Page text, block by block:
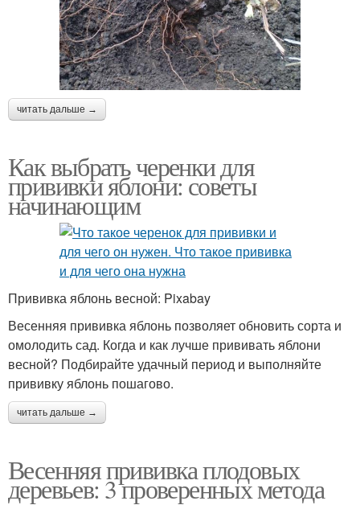
читать дальше →
Как выбрать черенки для
прививки яблони: советы
начинающим
Прививка яблонь весной: Pixabay
Весенняя прививка яблонь позволяет обновить сорта и
омолодить сад. Когда и как лучше прививать яблони
весной? Подбирайте удачный период и выполняйте
прививку яблонь пошагово.
читать дальше →
Весенняя прививка плодовых
деревьев: 3 проверенных метода